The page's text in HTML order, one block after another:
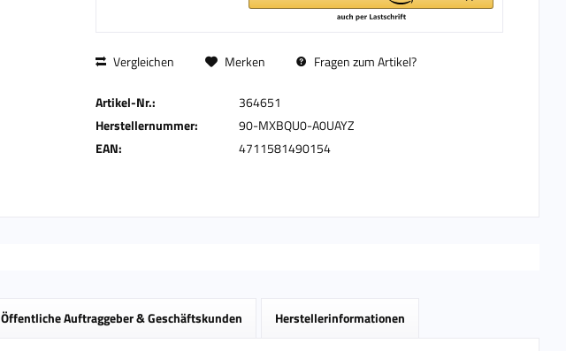
Vergleichen Merken Fragen zum Artikel?
Artikel-Nr.:
364651
Herstellernummer:
90-MXBQU0-A0UAYZ
EAN:
4711581490154
Öffentliche Auftraggeber & Geschäftskunden Herstellerinformationen